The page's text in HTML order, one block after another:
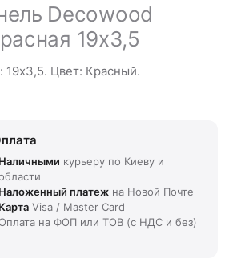
Decowood
19х3,5
Цвет: Красный.
Наличными курьеру по Киеву и
Наложенный платеж на Новой Почте
Карта Visa / Master Card
на ФОП или ТОВ (с НДС и без)